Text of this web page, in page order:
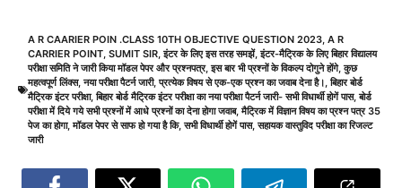
A R CAARIER POIN .CLASS 10TH OBJECTIVE QUESTION 2023, A R
CARRIER POINT, SUMIT SIR,इंटर के लिए इस तरह समझें,इंटर-मैट्रिक के लिए बिहार विद्यालय
परीक्षा समिति ने जारी किया मॉडल पेपर और प्रश्नपत्र,इस बार भी प्रश्नों के विकल्प दोगुने होंगे,कुछ
महत्वपूर्ण लिंक्स,नया परीक्षा पैटर्न जारी,प्रत्येक विषय से एक-एक प्रश्न का जवाब देना है।,बिहार बोर्ड
मैट्रिक इंटर परीक्षा,बिहार बोर्ड मैट्रिक इंटर परीक्षा का नया परीक्षा पैटर्न जारी- सभी विधार्थी होगें पास,बोर्ड
परीक्षा में दिये गये सभी प्रश्नों में आधे प्रश्नों का देना होगा जवाब,मैट्रिक में विज्ञान विषय का प्रश्न पत्र 35
पेज का होगा,मॉडल पेपर से साफ हो गया है कि,सभी विधार्थी होगें पास,सहायक वास्तुविद परीक्षा का रिजल्ट
जारी